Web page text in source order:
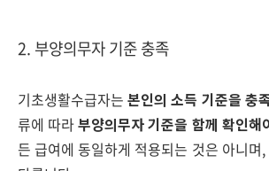
2. 부양의무자 기준 충족
기초생활수급자는본인의 소득 기준을 충
류에 따라부양의무자 기준을 함께 확인해
든 급여에 동일하게 적용되는 것은 아니며